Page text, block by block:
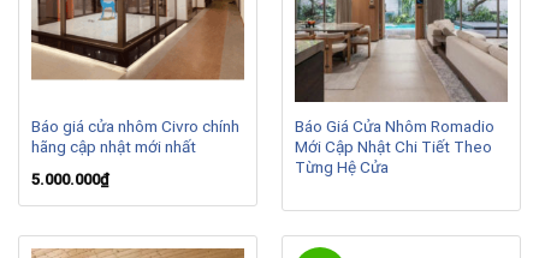
Báo giá cửa nhôm Civro chính
hãng cập nhật mới nhất
5.000.000₫
Báo Giá Cửa Nhôm Romadio
Mới Cập Nhật Chi Tiết Theo
Từng Hệ Cửa